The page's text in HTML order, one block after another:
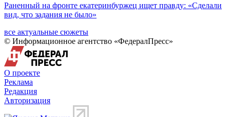
Раненный на фронте екатеринбуржец ищет правду: «Сделали
вид, что задания не было»
все актуальные сюжеты
© Информационное агентство «ФедералПресс»
О проекте
Реклама
Редакция
Авторизация